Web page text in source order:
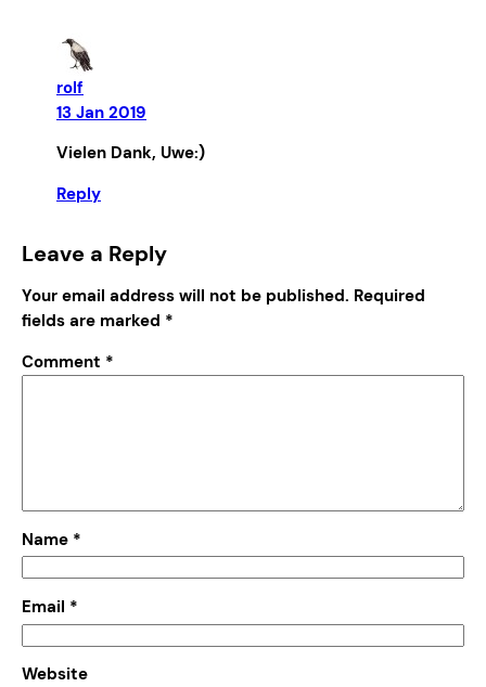
rolf
13 Jan 2019
Vielen Dank, Uwe:)
Reply
Leave a Reply
Your email address will not be published. Required
fields are marked *
Comment *
Name *
Email *
Website